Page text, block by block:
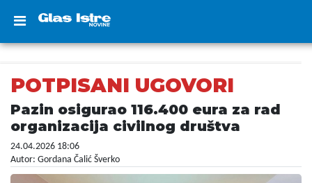
POTPISANI UGOVORI
Pazin osigurao 116.400 eura za rad
organizacija civilnog društva
24.04.2026 18:06
Autor: Gordana Čalić Šverko